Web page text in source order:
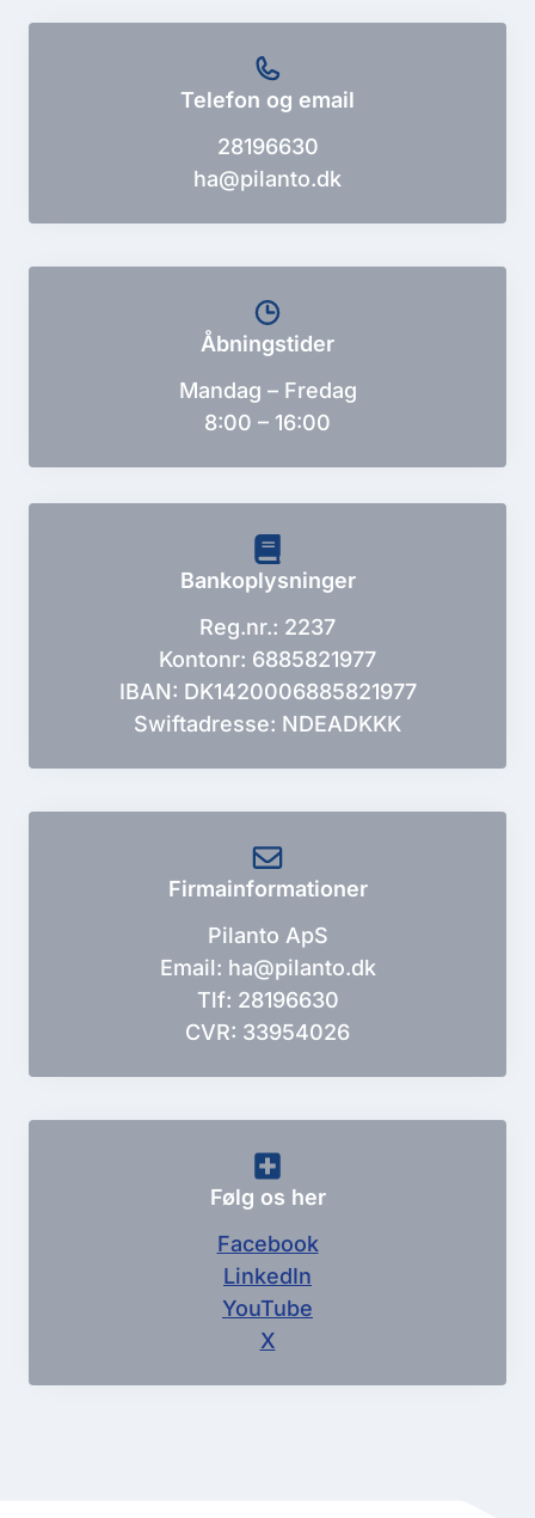
Telefon og email
28196630
ha@pilanto.dk
Åbningstider
Mandag – Fredag
8:00 – 16:00
Bankoplysninger
Reg.nr.: 2237
Kontonr: 6885821977
IBAN: DK1420006885821977
Swiftadresse: NDEADKKK
Firmainformationer
Pilanto ApS
Email: ha@pilanto.dk
Tlf: 28196630
CVR: 33954026
Følg os her
Facebook
LinkedIn
YouTube
X